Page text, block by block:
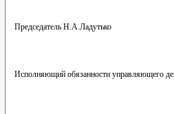
Председатель Н.А.Ладутько
Исполняющий обязанности управляющего